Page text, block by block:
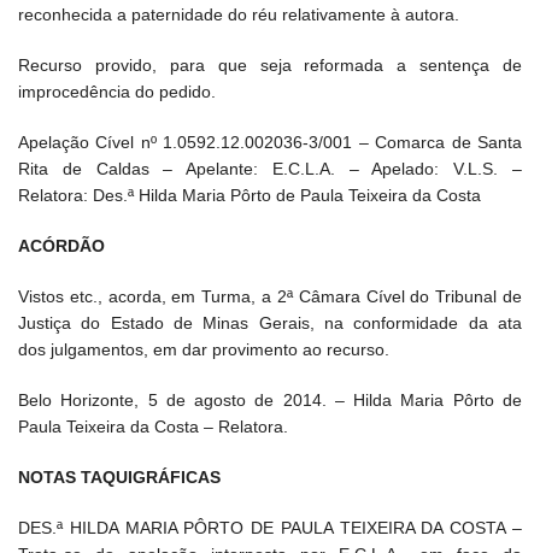
reconhecida a paternidade do réu relativamente à autora.
Recurso provido, para que seja reformada a sentença de
improcedência do pedido.
Apelação Cível nº 1.0592.12.002036-3/001 – Comarca de Santa
Rita de Caldas – Apelante: E.C.L.A. – Apelado: V.L.S. –
Relatora: Des.ª Hilda Maria Pôrto de Paula Teixeira da Costa
ACÓRDÃO
Vistos etc., acorda, em Turma, a 2ª Câmara Cível do Tribunal de
Justiça do Estado de Minas Gerais, na conformidade da ata
dos julgamentos, em dar provimento ao recurso.
Belo Horizonte, 5 de agosto de 2014. – Hilda Maria Pôrto de
Paula Teixeira da Costa – Relatora.
NOTAS TAQUIGRÁFICAS
DES.ª HILDA MARIA PÔRTO DE PAULA TEIXEIRA DA COSTA –